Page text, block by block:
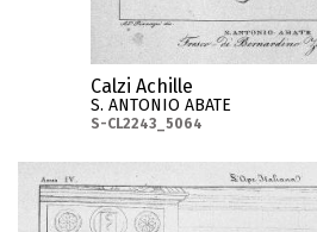
Calzi Achille
S. ANTONIO ABATE
S-CL2243_5064